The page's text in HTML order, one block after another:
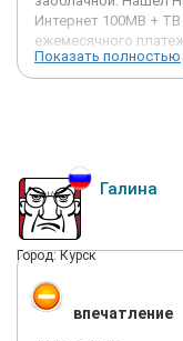
Интернет 100МВ +
ежемесячного
мастера,
работает, про мой
отвратительно:
неразборчивый,
скорости, которая
заявленных 100МБ,
постоянно! На ПК
начались мои
неоднократные
исправило, дважды
и все на этом, а
руководству о
Показать полностью
Галина
Город: Курск
впечатление